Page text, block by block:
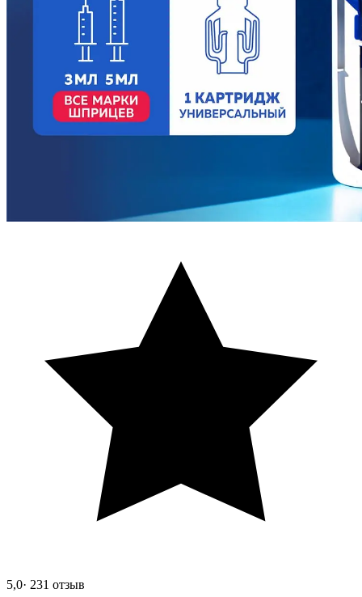
5,0· 231 отзыв